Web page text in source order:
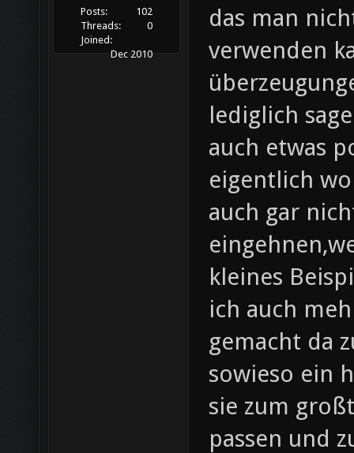
Posts:
102
Threads:
0
Joined:
Dec 2010
das man
verwenden
lediglich
auch etwas
eigentlich
auch gar
kleines
ich auch
gemacht da
sowieso ein
sie zum
passen und